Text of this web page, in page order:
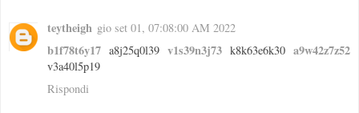
teytheigh gio set 01, 07:08:00 AM 2022
b1f78t6y17 a8j25q0l39 v1s39n3j73 k8k63e6k30 a9w42z7z52
v3a40l5p19
Rispondi